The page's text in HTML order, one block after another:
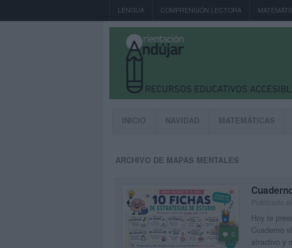
LENGUA COMPRENSIÓN LECTORA
INICIO NAVIDAD MATEMÁTICAS
ARCHIVO DE MAPAS MENTALES
0
Hoy te
Cuaderno
atractivo y